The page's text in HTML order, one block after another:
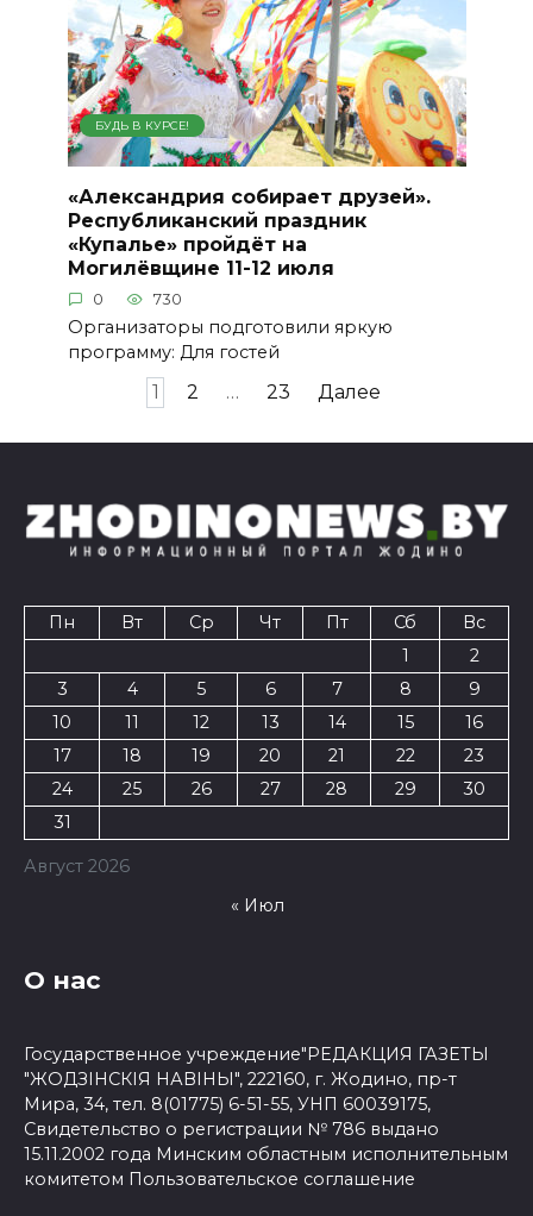
БУДЬ В КУРСЕ!
«Александрия собирает друзей».
Республиканский праздник
«Купалье» пройдёт на
Могилёвщине 11-12 июля
0 730
Организаторы подготовили яркую
программу: Для гостей
1 2 … 23 Далее
Август 2026
Пн Вт Ср Чт Пт Сб
Вс
1
2
3
4 5 6 7 8
9
10
11 12 13 14 15
16
17
18 19 20 21 22
23
24
25 26 27 28 29
30
31
« Июл
О нас
Государственное учреждение"РЕДАКЦИЯ ГАЗЕТЫ
"ЖОДЗІНСКІЯ НАВІНЫ", 222160, г. Жодино, пр-т
Мира, 34, тел. 8(01775) 6-51-55, УНП 60039175,
Свидетельство о регистрации № 786 выдано
15.11.2002 года Минским областным исполнительным
комитетом Пользовательское соглашение